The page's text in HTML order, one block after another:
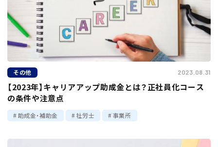
その他 2023.08.31
【2023年】キャリアアップ助成金とは？正社員化コース
の条件や注意点
助成金・補助金 社労士 事業所